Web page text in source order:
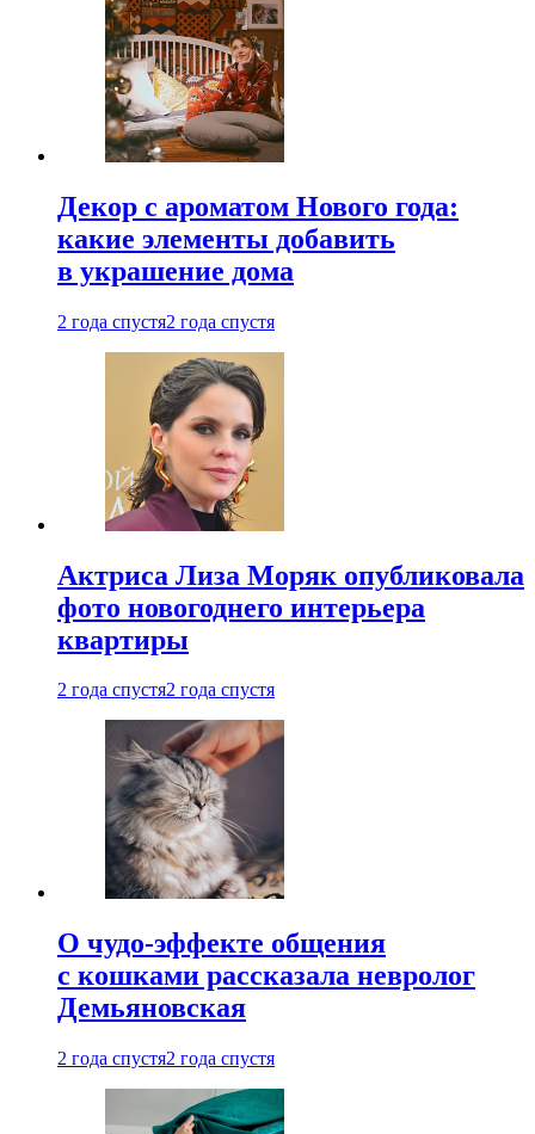
Декор с ароматом Нового года:
какие элементы добавить
в украшение дома
2 года спустя2 года спустя
Актриса Лиза Моряк опубликовала
фото новогоднего интерьера
квартиры
2 года спустя2 года спустя
О чудо-эффекте общения
с кошками рассказала невролог
Демьяновская
2 года спустя2 года спустя